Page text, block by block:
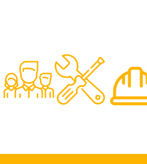
48
0
50
Experts